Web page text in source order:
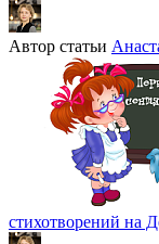
Автор статьи
стихотворений на